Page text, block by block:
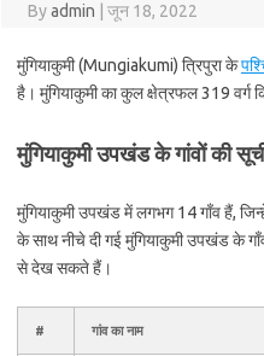
Byadmin जून 18, 2022
मुंगियाकुमी (Mungiakumi) त्रिपुरा के
है। मुंगियाकुमी का कुल क्षेत्रफल 319 वर्ग
मुंगियाकुमी उपखंड के गांवों की
मुंगियाकुमी उपखंड में लगभग 14 गाँव हैं,
के साथ नीचे दी गई मुंगियाकुमी उपखंड के
से देख सकते हैं।
# गांव का नाम